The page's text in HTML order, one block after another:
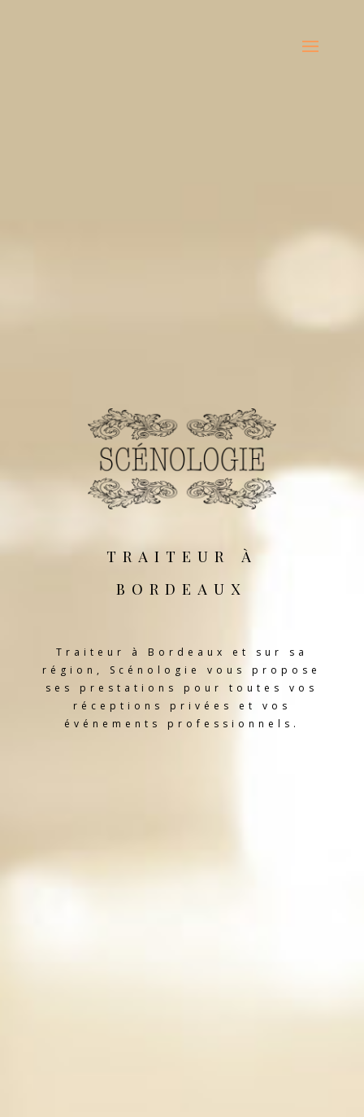
traiteur à
bordeaux
Traiteur à Bordeaux et sur sa
région, Scénologie vous propose
ses prestations pour toutes vos
réceptions privées et vos
événements professionnels.